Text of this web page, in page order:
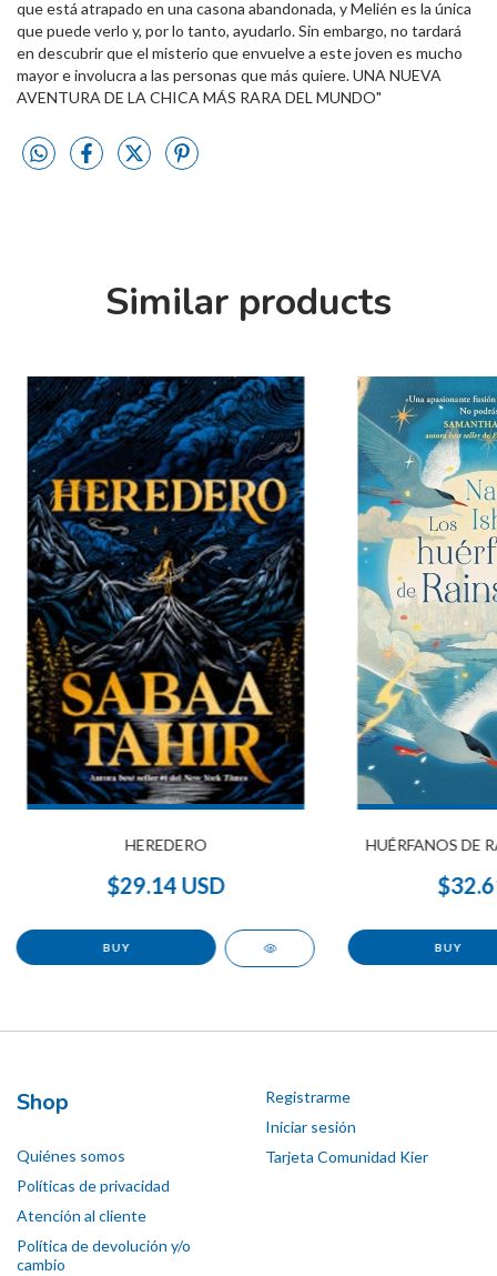
que está atrapado en una casona abandonada, y Melién es la única
que puede verlo y, por lo tanto, ayudarlo. Sin embargo, no tardará
en descubrir que el misterio que envuelve a este joven es mucho
mayor e involucra a las personas que más quiere. UNA NUEVA
AVENTURA DE LA CHICA MÁS RARA DEL MUNDO"
Similar products
HEREDERO
$29.14 USD
HUÉRFANOS DE
Shop
Quiénes somos
Políticas de privacidad
Atención al cliente
Política de devolución y/o
cambio
Registrarme
Iniciar sesión
Tarjeta Comunidad Kier